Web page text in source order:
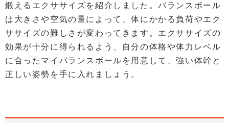
鍛えるエクササイズを紹介しました。バランスボール
は大きさや空気の量によって、体にかかる負荷やエク
ササイズの難しさが変わってきます。エクササイズの
効果が十分に得られるよう、自分の体格や体力レベル
に合ったマイバランスボールを用意して、強い体幹と
正しい姿勢を手に入れましょう。